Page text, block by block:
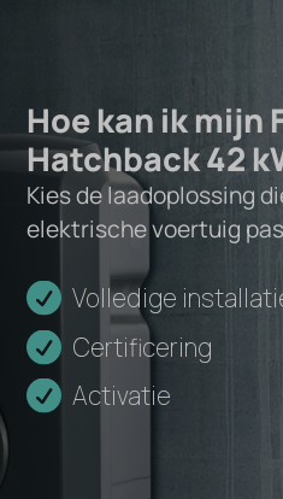
Hatchback
42
kWh
Hoe kan ik mijn
Hatchback 42
Kies de laadoplossing
elektrische voertuig
Volledige
Certificering
Activatie